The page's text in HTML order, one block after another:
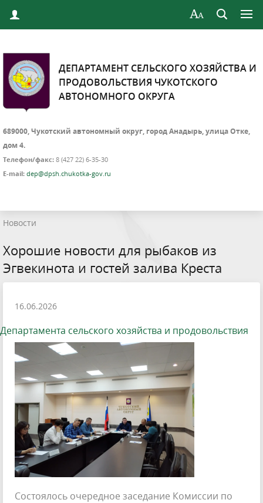
ДЕПАРТАМЕНТ СЕЛЬСКОГО ХОЗЯЙСТВА И
ПРОДОВОЛЬСТВИЯ ЧУКОТСКОГО
АВТОНОМНОГО ОКРУГА
689000, Чукотский автономный округ, город Анадырь, улица Отке,
дом 4.
Телефон/факс: 8 (427 22) 6-35-30
E-mail: dep@dpsh.chukotka-gov.ru
Новости
Хорошие новости для рыбаков из
Эгвекинота и гостей залива Креста
16.06.2026
сельского хозяйства и продовольствия
Состоялось очередное заседание Комиссии по